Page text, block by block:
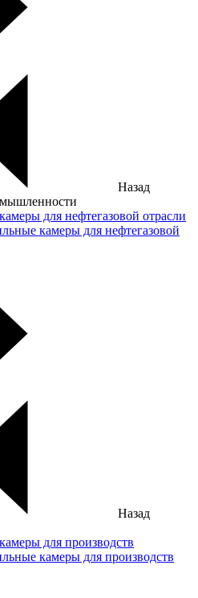
Назад
для нефтегазовой отрасли
камеры для нефтегазовой
Назад
для производств
камеры для производств